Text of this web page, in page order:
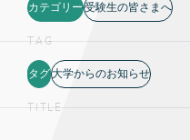
カテゴリー 受験生の皆さまへ
TAG
タグ大学からのお知らせ
TITLE